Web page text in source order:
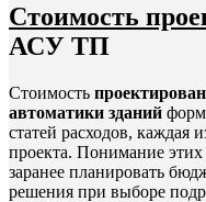
Стоимость
АСУ ТП
Стоимость
автоматики зданий
статей расходов, каждая
проекта. Понимание этих
заранее планировать
решения при выборе